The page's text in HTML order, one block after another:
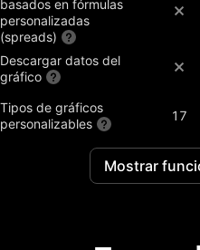
basados ​​en fórmulas
personalizadas
(spreads)
Descargar datos del
gráfico
Tipos de gráficos
personalizables
17
Comparar símbolosMostrar